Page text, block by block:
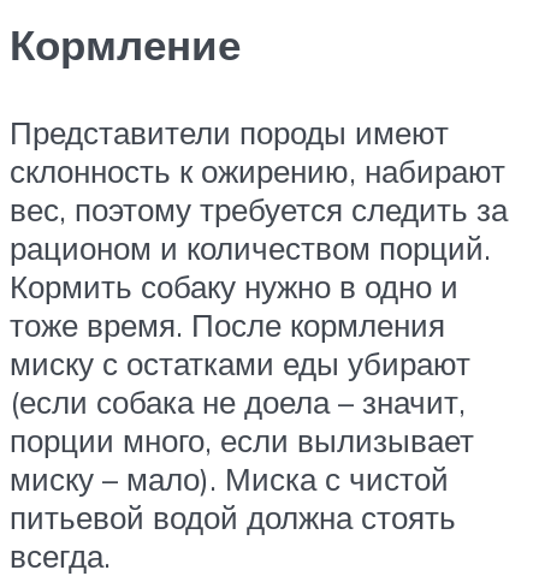
Кормление
Представители породы имеют
склонность к ожирению, набирают
вес, поэтому требуется следить за
рационом и количеством порций.
Кормить собаку нужно в одно и
тоже время. После кормления
миску с остатками еды убирают
(если собака не доела – значит,
порции много, если вылизывает
миску – мало). Миска с чистой
питьевой водой должна стоять
всегда.